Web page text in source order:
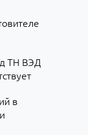
ТН ВЭД
в